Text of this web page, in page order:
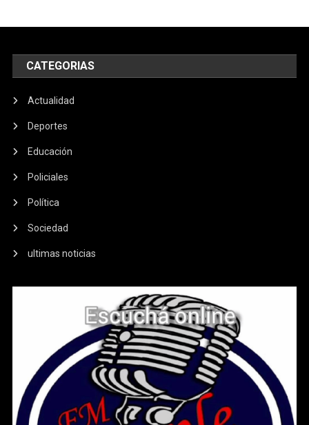
CATEGORIAS
Actualidad
Deportes
Educación
Policiales
Política
Sociedad
ultimas noticias